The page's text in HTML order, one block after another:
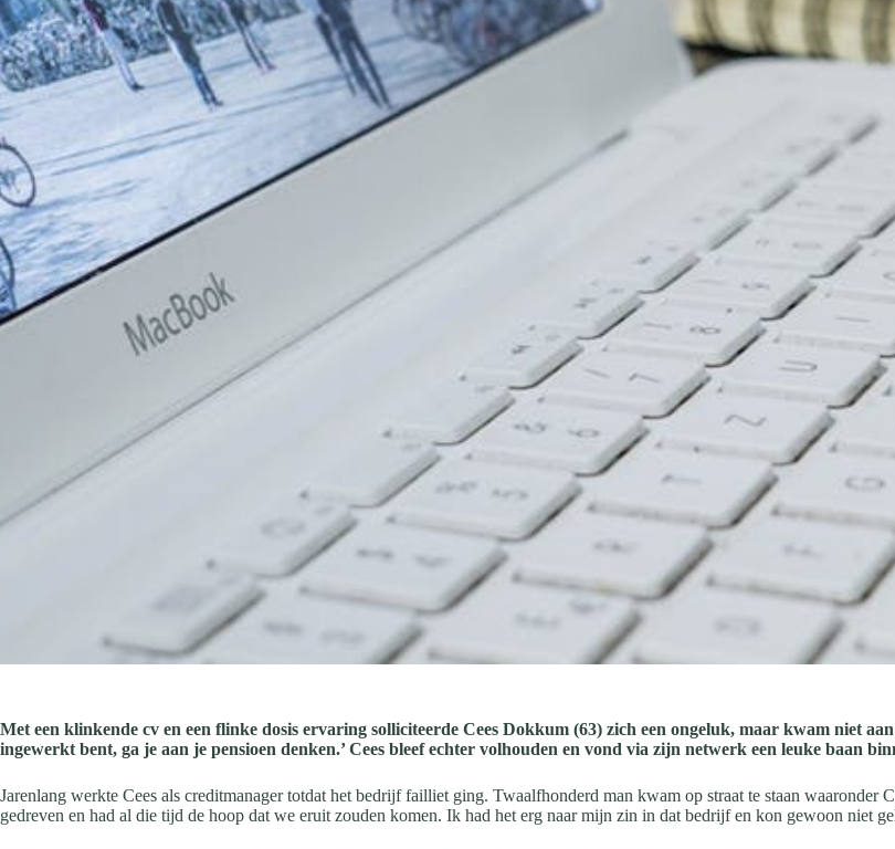
Met een klinkende cv en een flinke dosis ervaring solliciteerde Cees Dokkum (63) zich een ongeluk, maar kwam niet
ingewerkt bent, ga je aan je pensioen denken.’ Cees bleef echter volhouden en vond via zijn netwerk een leuke baan
Jarenlang werkte Cees als creditmanager totdat het bedrijf failliet ging. Twaalfhonderd man kwam op straat te staan waaronder
gedreven en had al die tijd de hoop dat we eruit zouden komen. Ik had het erg naar mijn zin in dat bedrijf en kon gewoon niet